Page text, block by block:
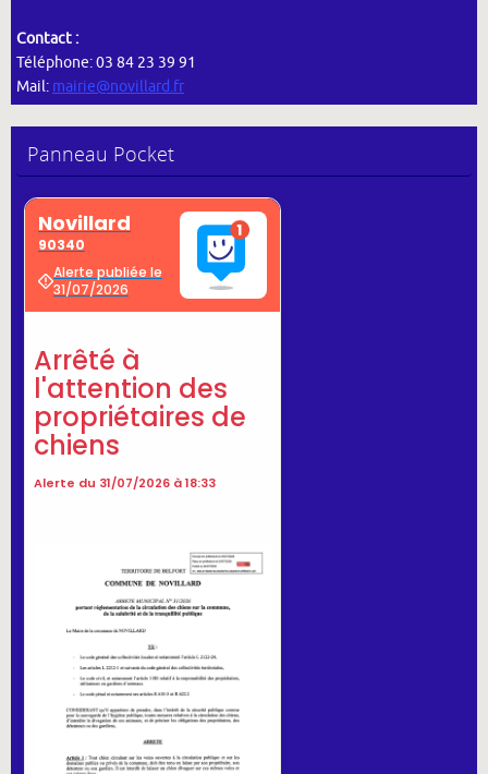
Contact :
Téléphone: 03 84 23 39 91
Mail: mairie@novillard.fr
Panneau Pocket